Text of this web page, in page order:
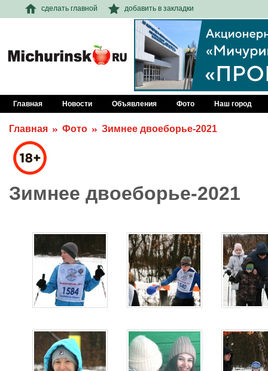
сделать главной добавить в закладки
Главная Новости Объявления Фото Наш город
Главная Фото Зимнее двоеборье-2021
Зимнее двоеборье-2021